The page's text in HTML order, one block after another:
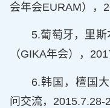
会年会EURAM），
5.葡萄牙，里
（GIKA年会），
6.韩国，檀国
问交流，2015.7.28-